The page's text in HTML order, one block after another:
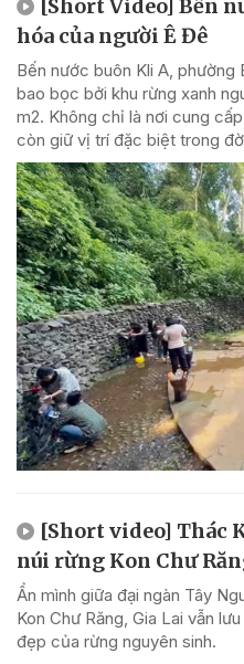
[Short Video] Bến
hóa của người Ê Đê
Bến nước buôn Kli A,
bao bọc bởi khu rừng xanh
m2. Không chỉ là nơi cung
còn giữ vị trí đặc biệt trong
[Short video] Thác
núi rừng Kon Chư
Ẩn mình giữa đại ngàn Tây
Kon Chư Răng, Gia Lai vẫn
đẹp của rừng nguyên sinh.